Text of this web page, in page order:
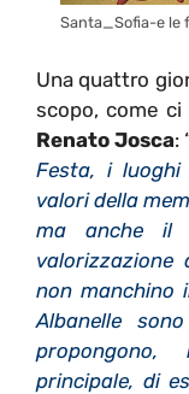
Santa_Sofia-e le
Una quattro
scopo, come
Renato Josca:
Festa, i
valori della
ma anche il
valorizzazione
non manchino
Albanelle
principale, di